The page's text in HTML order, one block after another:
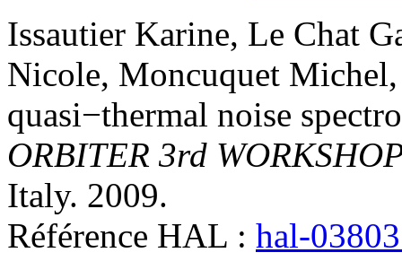
Issautier Karine, Le Chat
Nicole, Moncuquet Michel
quasi−thermal noise
ORBITER 3rd
Italy. 2009.
Référence HAL : hal-